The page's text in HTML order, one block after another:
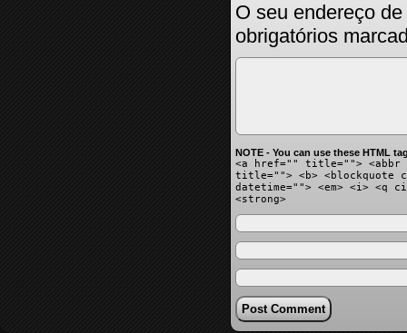
O seu endereço
obrigatórios
NOTE - You can use these HTML
<a href="" title=""> <abbr
title=""> <b> <blockquote
datetime=""> <em> <i> <q
<strong>